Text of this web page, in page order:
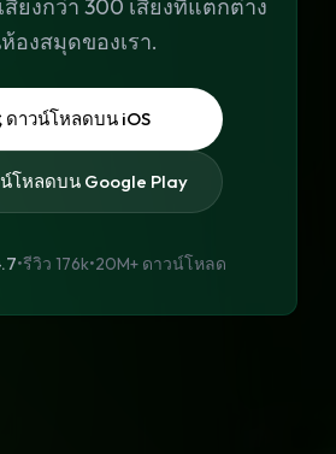
สียงกว่า 300 เสียงที่แตกต่าง
องสมุดของเรา.
ดาวน์โหลดบน iOS
โหลดบน Google Play
•รีวิว 176k•20M+ ดาวน์โหลด